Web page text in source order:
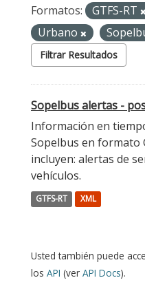
Formatos: GTFS-RT
Urbano
Filtrar Resultados
Sopelbus alertas -
Información en
Sopelbus en formato
incluyen: alertas de
vehículos.
GTFS-RT XML
Usted también puede
los API (ver API Docs).